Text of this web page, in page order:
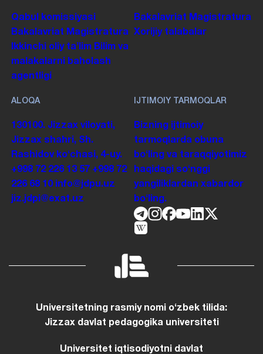
Qabul komissiyasi
Bakalavriat Magistratura
Ikkinchi oliy taʼlim Bilim va
malakalarni baholash
agentligi
Bakalavriat Magistratura
Xorijiy talabalar
ALOQA
130100. Jizzax viloyati,
Jizzax shahri, Sh.
Rashidov koʻchasi, 4-uy.
+998 72 226 13 57 +998 72
226 68 10
info@jdpu.uz
jiz.jdpi@exat.uz
IJTIMOIY TARMOQLAR
Bizning ijtimoiy
tarmoqlarda obuna
boʻling va taraqqiyotimiz
haqidagi soʻnggi
yangiliklardan xabardor
boʻling.
Universitetning rasmiy nomi oʻzbek tilida:
Jizzax davlat pedagogika universiteti
Universitet iqtisodiyotni davlat